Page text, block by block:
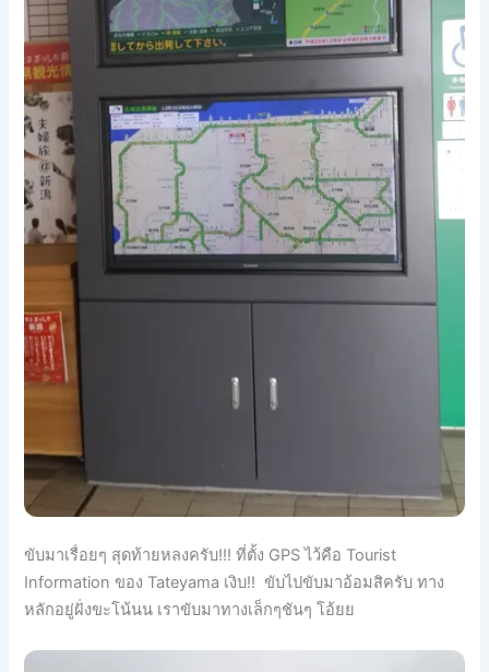
ขับมาเรื่อยๆ สุดท้ายหลงครับ!!! ที่ตั้ง GPS ไว้คือ Tourist
Information ของ Tateyama เงิบ!! ขับไปขับมาอ้อมสิครับ ทาง
หลักอยู่ฝั่งขะโน้นน เราขับมาทางเล็กๆชันๆ โอ้ยย